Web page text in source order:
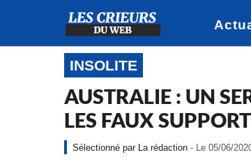
INSOLITE
AUSTRALIE : UN
LES FAUX
La rédaction - Le 05/06/